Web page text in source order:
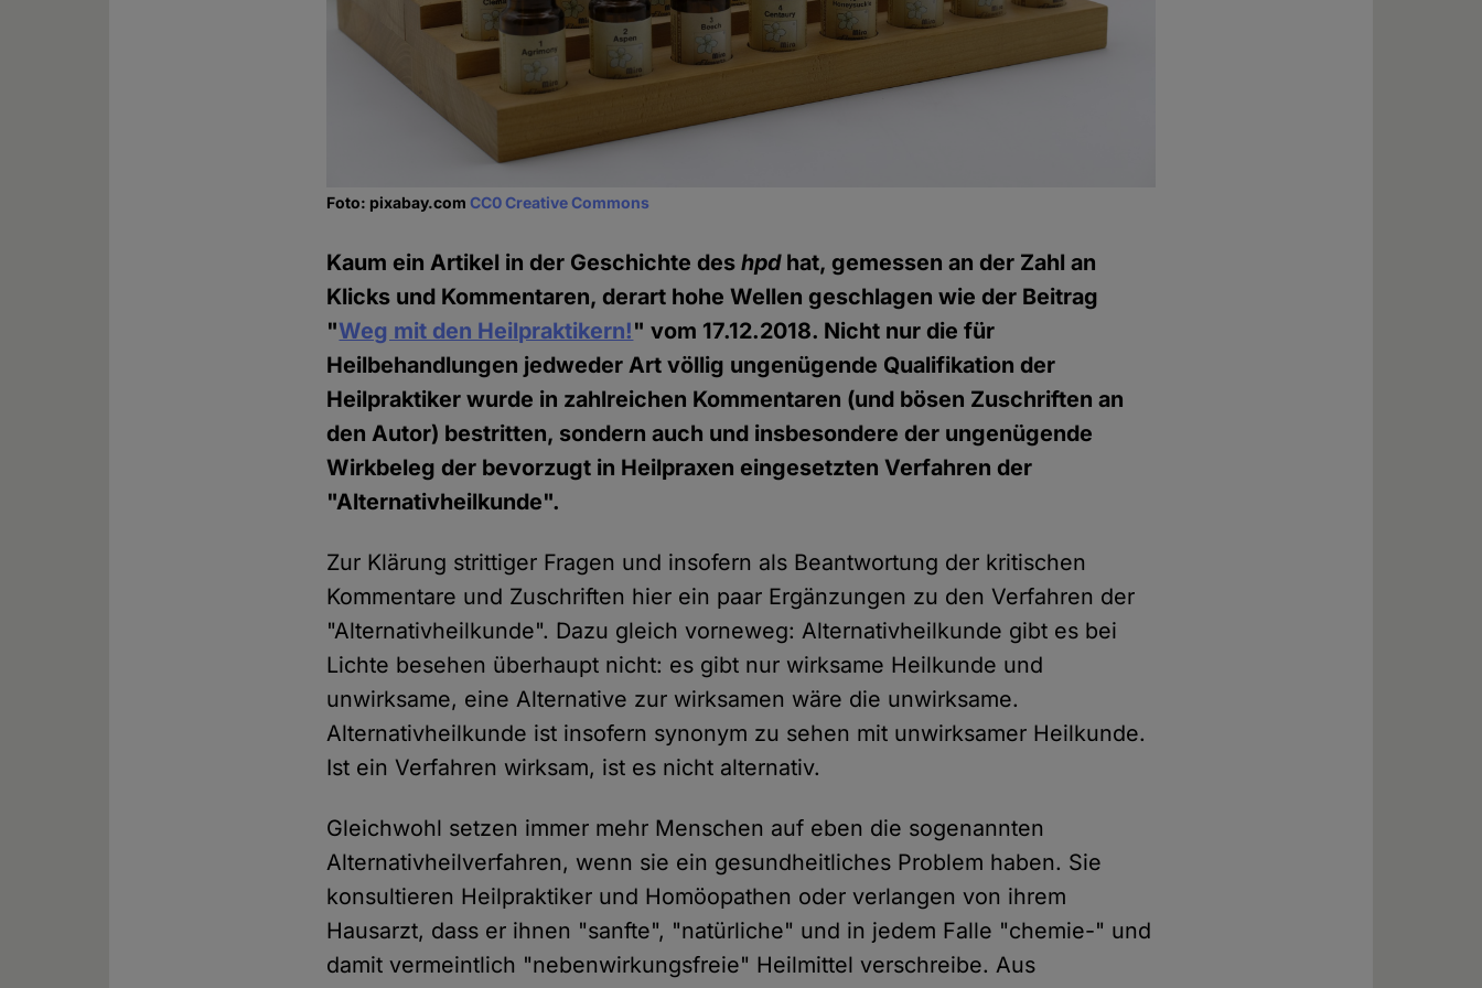
Foto: pixabay.comCC0 Creative Commons
Kaum ein Artikel in der Geschichte deshpdhat, gemessen an der Zahl an
Klicks und Kommentaren, derart hohe Wellen geschlagen wie der Beitrag
"Weg mit den Heilpraktikern!" vom 17.12.2018. Nicht nur die für
Heilbehandlungen jedweder Art völlig ungenügende Qualifikation der
Heilpraktiker wurde in zahlreichen Kommentaren (und bösen Zuschriften an
den Autor) bestritten, sondern auch und insbesondere der ungenügende
Wirkbeleg der bevorzugt in Heilpraxen eingesetzten Verfahren der
"Alternativheilkunde".
Zur Klärung strittiger Fragen und insofern als Beantwortung der kritischen
Kommentare und Zuschriften hier ein paar Ergänzungen zu den Verfahren der
"Alternativheilkunde". Dazu gleich vorneweg: Alternativheilkunde gibt es bei
Lichte besehen überhaupt nicht: es gibt nur wirksame Heilkunde und
unwirksame, eine Alternative zur wirksamen wäre die unwirksame.
Alternativheilkunde ist insofern synonym zu sehen mit unwirksamer Heilkunde.
Ist ein Verfahren wirksam, ist es nicht alternativ.
Gleichwohl setzen immer mehr Menschen auf eben die sogenannten
Alternativheilverfahren, wenn sie ein gesundheitliches Problem haben. Sie
konsultieren Heilpraktiker und Homöopathen oder verlangen von ihrem
Hausarzt, dass er ihnen "sanfte", "natürliche" und in jedem Falle "chemie-" und
damit vermeintlich "nebenwirkungsfreie" Heilmittel verschreibe. Aus